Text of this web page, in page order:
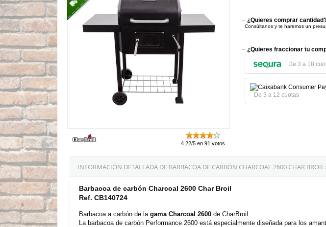
4.22/5 en 91 votos
¿Quieres comprar
Consúltanos y te haremos un
¿Quieres fraccionar tu
De 3 a 18
De 3 a 12 cuotas
INFORMACIÓN DETALLADA DE BARBACOA DE CARBÓN CHARCOAL 2600 CHAR BROIL:
Barbacoa de carbón Charcoal 2600 Char Broil
Ref. CB140724
Barbacoa a carbón de la gama Charcoal 2600 de CharBroil.
La barbacoa de carbón Performance 2600 está especialmente diseñada para los